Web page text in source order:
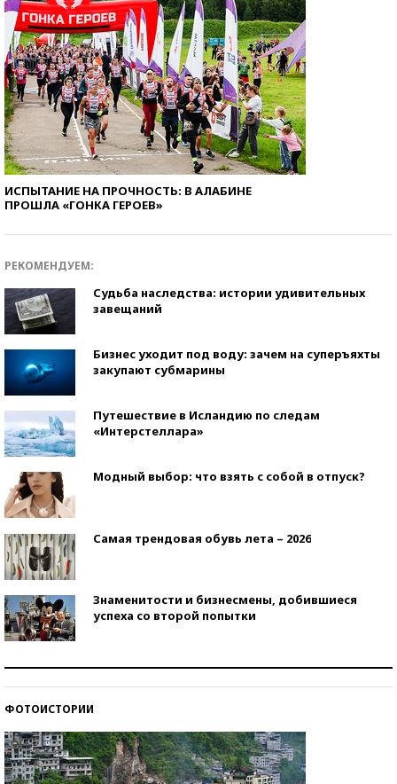
ИСПЫТАНИЕ НА ПРОЧНОСТЬ: В АЛАБИНЕ
ПРОШЛА «ГОНКА ГЕРОЕВ»
РЕКОМЕНДУЕМ:
Судьба наследства: истории удивительных
завещаний
Бизнес уходит под воду: зачем на суперъяхты
закупают субмарины
Путешествие в Исландию по следам
«Интерстеллара»
Модный выбор: что взять с собой в отпуск?
Самая трендовая обувь лета – 2026
Знаменитости и бизнесмены, добившиеся
успеха со второй попытки
ФОТОИСТОРИИ